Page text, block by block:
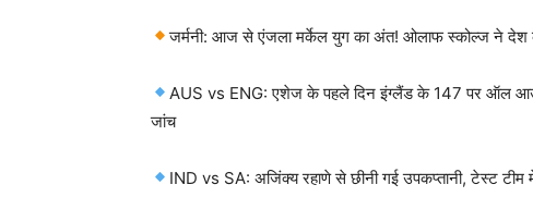
जर्मनी: आज से एंजला मर्केल युग का अंत! ओलाफ स्कोल्ज ने देश
AUS vs ENG: एशेज के पहले दिन इंग्लैंड के 147 पर ऑल
जांच
IND vs SA: अजिंक्य रहाणे से छीनी गई उपकप्तानी, टेस्ट